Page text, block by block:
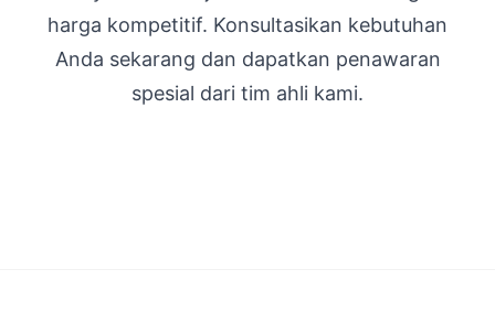
harga kompetitif. Konsultasikan kebutuhan
Anda sekarang dan dapatkan penawaran
spesial dari tim ahli kami.